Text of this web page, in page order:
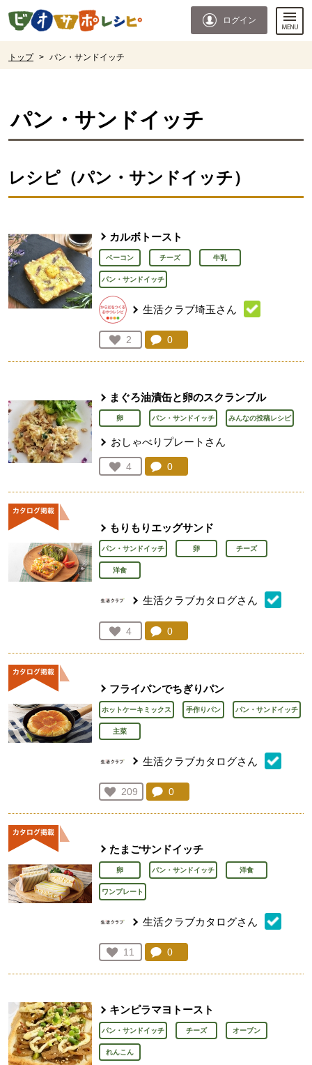
ページの先頭です。
ログイン
トップ > パン・サンドイッチ
パン・サンドイッチ
レシピ（パン・サンドイッチ）
カルボトースト
ベーコン チーズ 牛乳
パン・サンドイッチ
生活クラブ埼玉さん
お気に入り登録：
2
人が登録
コメント：
0
まぐろ油漬缶と卵のスクランブル
卵 パン・サンドイッチ みんなの投稿レシピ
おしゃべりプレートさん
お気に入り登録：
4
人が登録
コメント：
0
もりもりエッグサンド
パン・サンドイッチ 卵 チーズ
洋食
生活クラブカタログさん
お気に入り登録：
4
人が登録
コメント：
0
フライパンでちぎりパン
ホットケーキミックス 手作りパン パン・サンドイッチ
主菜
生活クラブカタログさん
お気に入り登録：
209
人が登録
コメント：
0
たまごサンドイッチ
卵 パン・サンドイッチ 洋食
ワンプレート
生活クラブカタログさん
お気に入り登録：
11
人が登録
コメント：
0
キンピラマヨトースト
パン・サンドイッチ チーズ オーブン
れんこん